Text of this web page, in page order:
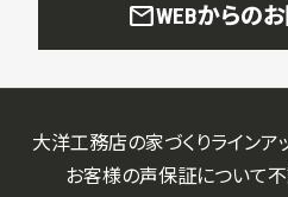
mailWEBからの
大洋工務店の家づくりラインア
お客様の声保証について